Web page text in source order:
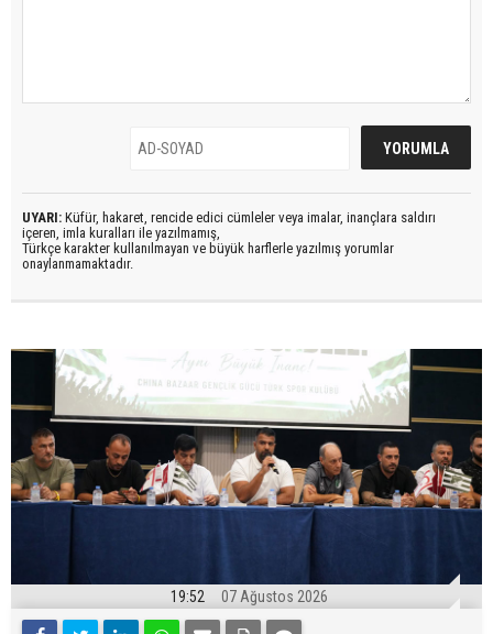
UYARI: Küfür, hakaret, rencide edici cümleler veya imalar, inançlara saldırı
içeren, imla kuralları ile yazılmamış,
Türkçe karakter kullanılmayan ve büyük harflerle yazılmış yorumlar
onaylanmamaktadır.
19:52 07 Ağustos 2026